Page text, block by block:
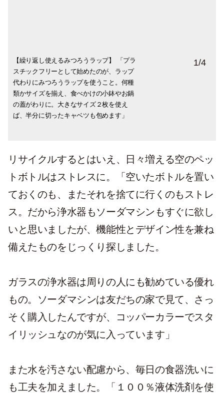
【繰り返し使えるみつろうラップ】 「プラ
スチックフリーとして始めたのが、ラップ
代わりにみつろうラップを使うこと。何種
類かサイズを揃え、食べかけの小鉢やお鍋
の蓋がわりに。大きなサイズ２枚を使え
ば、半分に切ったキャベツも包めます」
【電子レンジは使わず、蒸篭で温める。】
取っ手が取れてしまった柳宗理の鍋に、合
羽橋で購入した蒸篭（21㎝）を重ねて使
う。「冷やごはんを温めたり、野菜を蒸し
たり、蒸篭は毎日キッチンで活躍。素材の
栄養価が高いまま食べられるし、とにかく
【食器や布巾も洗える石鹸】 ミスターＱの
石鹸。「吸盤付きでシンクの内側に貼り付
けて使えるのが便利。汚れが落ちにくいも
のを洗うとき、びわこふきんやへちまたわ
しでこすり取って洗うんですが、手荒れも
少なく、環境にもやさしいのです。
【健康を守るコールドプレスジュース】
HUROM（ヒューロム）のスロージューサ
ー。「酵素シロップやドリンクを作ってい
る流れでこのジューサーと出合い、今や家
族の健康に欠かせないコールドプレスジュ
ース。これは３台目。フルーツや野菜、高
1/4
リサイクルするとはいえ、日々増える空のペッ
トボトルはストレスに。「空いたボトルを置い
ておくのも、またそれを捨てに行くのもストレ
ス。だから浄水器もソーダマシンもすぐに欲し
いと思いましたが、機能性とデザイン性を兼ね
備えたものをじっくり探しました。
ガラスの浄水器は周りの人にも勧めている優れ
もの。ソーダマシンは友だちの家で見て、さっ
そく購入したんですが、コッパーカラーでスタ
イリッシュなのが気に入っています」
また水を汚さない配慮から、毎日の食器洗いに
も工夫を加えました。「１００％液体洗剤を使